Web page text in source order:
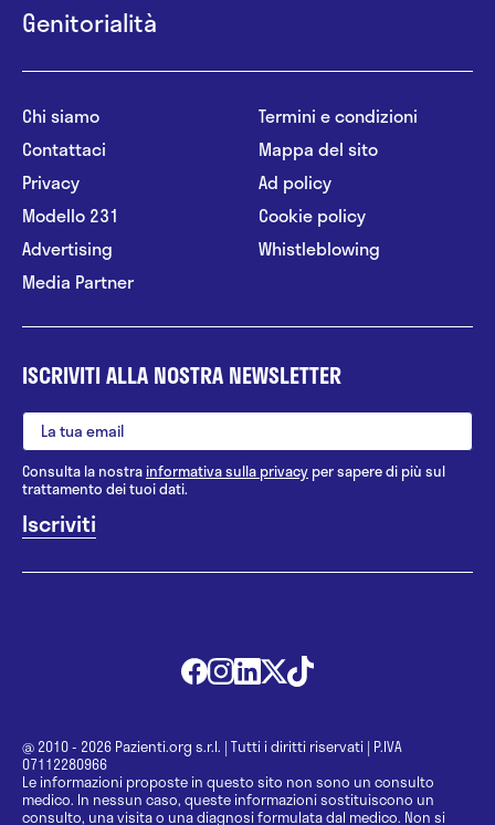
Genitorialità
Chi siamo
Contattaci
Privacy
Modello 231
Advertising
Media Partner
Termini e condizioni
Mappa del sito
Ad policy
Cookie policy
Whistleblowing
ISCRIVITI ALLA NOSTRA NEWSLETTER
Consulta la nostrainformativa sulla privacy per sapere di più sul
trattamento dei tuoi dati.
@ 2010 - 2026 Pazienti.org s.r.l. | Tutti i diritti riservati | P.IVA
07112280966
Le informazioni proposte in questo sito non sono un consulto
medico. In nessun caso, queste informazioni sostituiscono un
consulto, una visita o una diagnosi formulata dal medico. Non si